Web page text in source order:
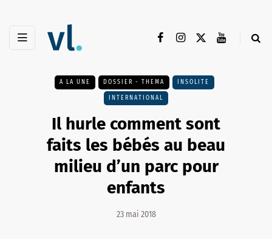
A LA UNE DOSSIER - THEMA INSOLITE
INTERNATIONAL
Il hurle comment sont
faits les bébés au beau
milieu d’un parc pour
enfants
23 mai 2018